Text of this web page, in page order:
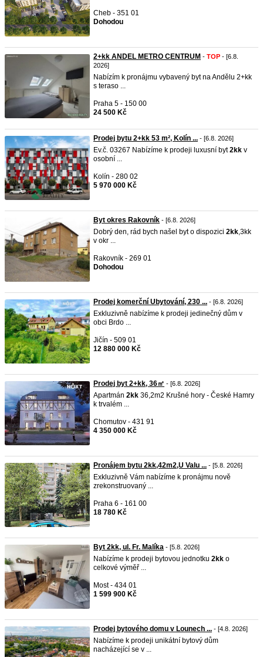
Cheb - 351 01
Dohodou
2+kk ANDEL METRO CENTRUM - TOP - [6.8.
2026]
Nabízím k pronájmu vybavený byt na Andělu 2+kk
s teraso ...
Praha 5 - 150 00
24 500 Kč
Prodej bytu 2+kk 53 m², Kolín ... - [6.8. 2026]
Ev.č. 03267 Nabízíme k prodeji luxusní byt2kk v
osobní ...
Kolín - 280 02
5 970 000 Kč
Byt okres Rakovník - [6.8. 2026]
Dobrý den, rád bych našel byt o dispozici 2kk,3kk
v okr ...
Rakovník - 269 01
Dohodou
Prodej komerční Ubytování, 230 ... - [6.8. 2026]
Exkluzivně nabízíme k prodeji jedinečný dům v
obci Brdo ...
Jičín - 509 01
12 880 000 Kč
Prodej byt 2+kk, 36㎡ - [6.8. 2026]
Apartmán 2kk 36,2m2 Krušné hory - České Hamry
k trvalém ...
Chomutov - 431 91
4 350 000 Kč
Pronájem bytu 2kk,42m2,U Valu ... - [5.8. 2026]
Exkluzivně Vám nabízíme k pronájmu nově
zrekonstruovaný ...
Praha 6 - 161 00
18 780 Kč
Byt 2kk, ul. Fr. Malíka - [5.8. 2026]
Nabízíme k prodeji bytovou jednotku 2kk o
celkové výměř ...
Most - 434 01
1 599 900 Kč
Prodej bytového domu v Lounech ... - [4.8. 2026]
Nabízíme k prodeji unikátní bytový dům
nacházející se v ...